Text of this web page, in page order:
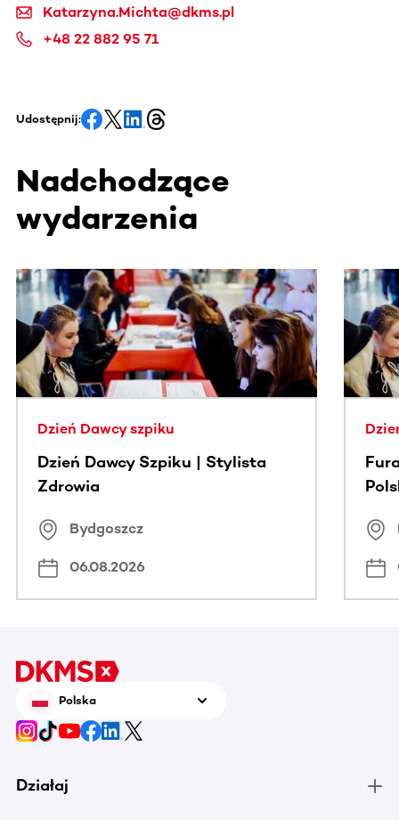
Katarzyna.Michta@dkms.pl
+48 22 882 95 71
Udostępnij:
Nadchodzące
wydarzenia
Ta sekcja zawiera treści przewijane w poziomie. Użyj
Dzień Dawcy szpiku
Dzień Dawcy Szpiku | Stylista
Zdrowia
Bydgoszcz
06.08.2026
Polska
Działaj